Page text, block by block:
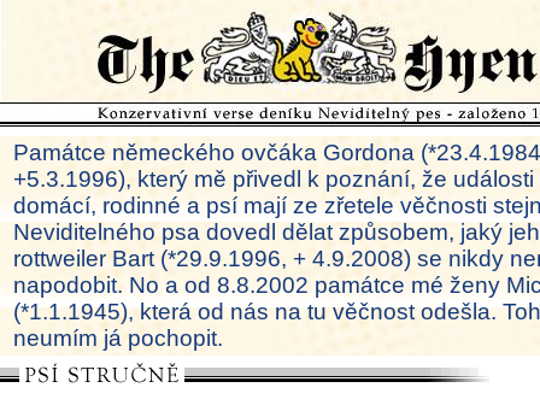
Památce německého ovčáka Gordona
+5.3.1996), který mě přivedl k poznání, že
domácí, rodinné a psí mají ze zřetele věčnosti
Neviditelného psa dovedl dělat způsobem, jaký
rottweiler Bart (*29.9.1996, + 4.9.2008) se nikdy
napodobit. No a od 8.8.2002 památce mé ženy
(*1.1.1945), která od nás na tu věčnost odešla.
neumím já pochopit.